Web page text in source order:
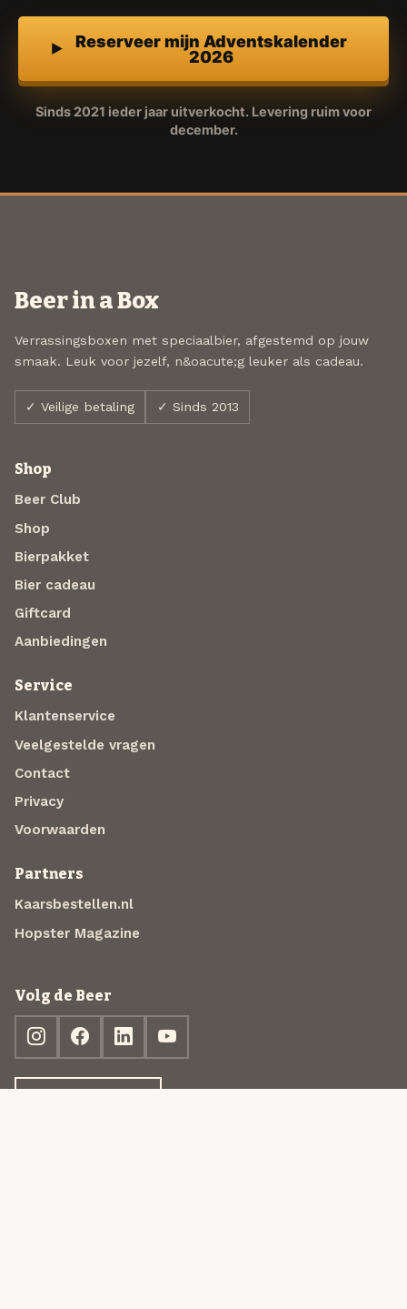
Reserveer mijn Adventskalender
2026
Sinds 2021 ieder jaar uitverkocht. Levering ruim voor
december.
Beer in a Box
Verrassingsboxen met speciaalbier, afgestemd op jouw
smaak. Leuk voor jezelf, n&oacute;g leuker als cadeau.
✓ Veilige betaling ✓ Sinds 2013
Shop
Beer Club
Shop
Bierpakket
Bier cadeau
Giftcard
Aanbiedingen
Service
Klantenservice
Veelgestelde vragen
Contact
Privacy
Voorwaarden
Partners
Kaarsbestellen.nl
Hopster Magazine
Volg de Beer